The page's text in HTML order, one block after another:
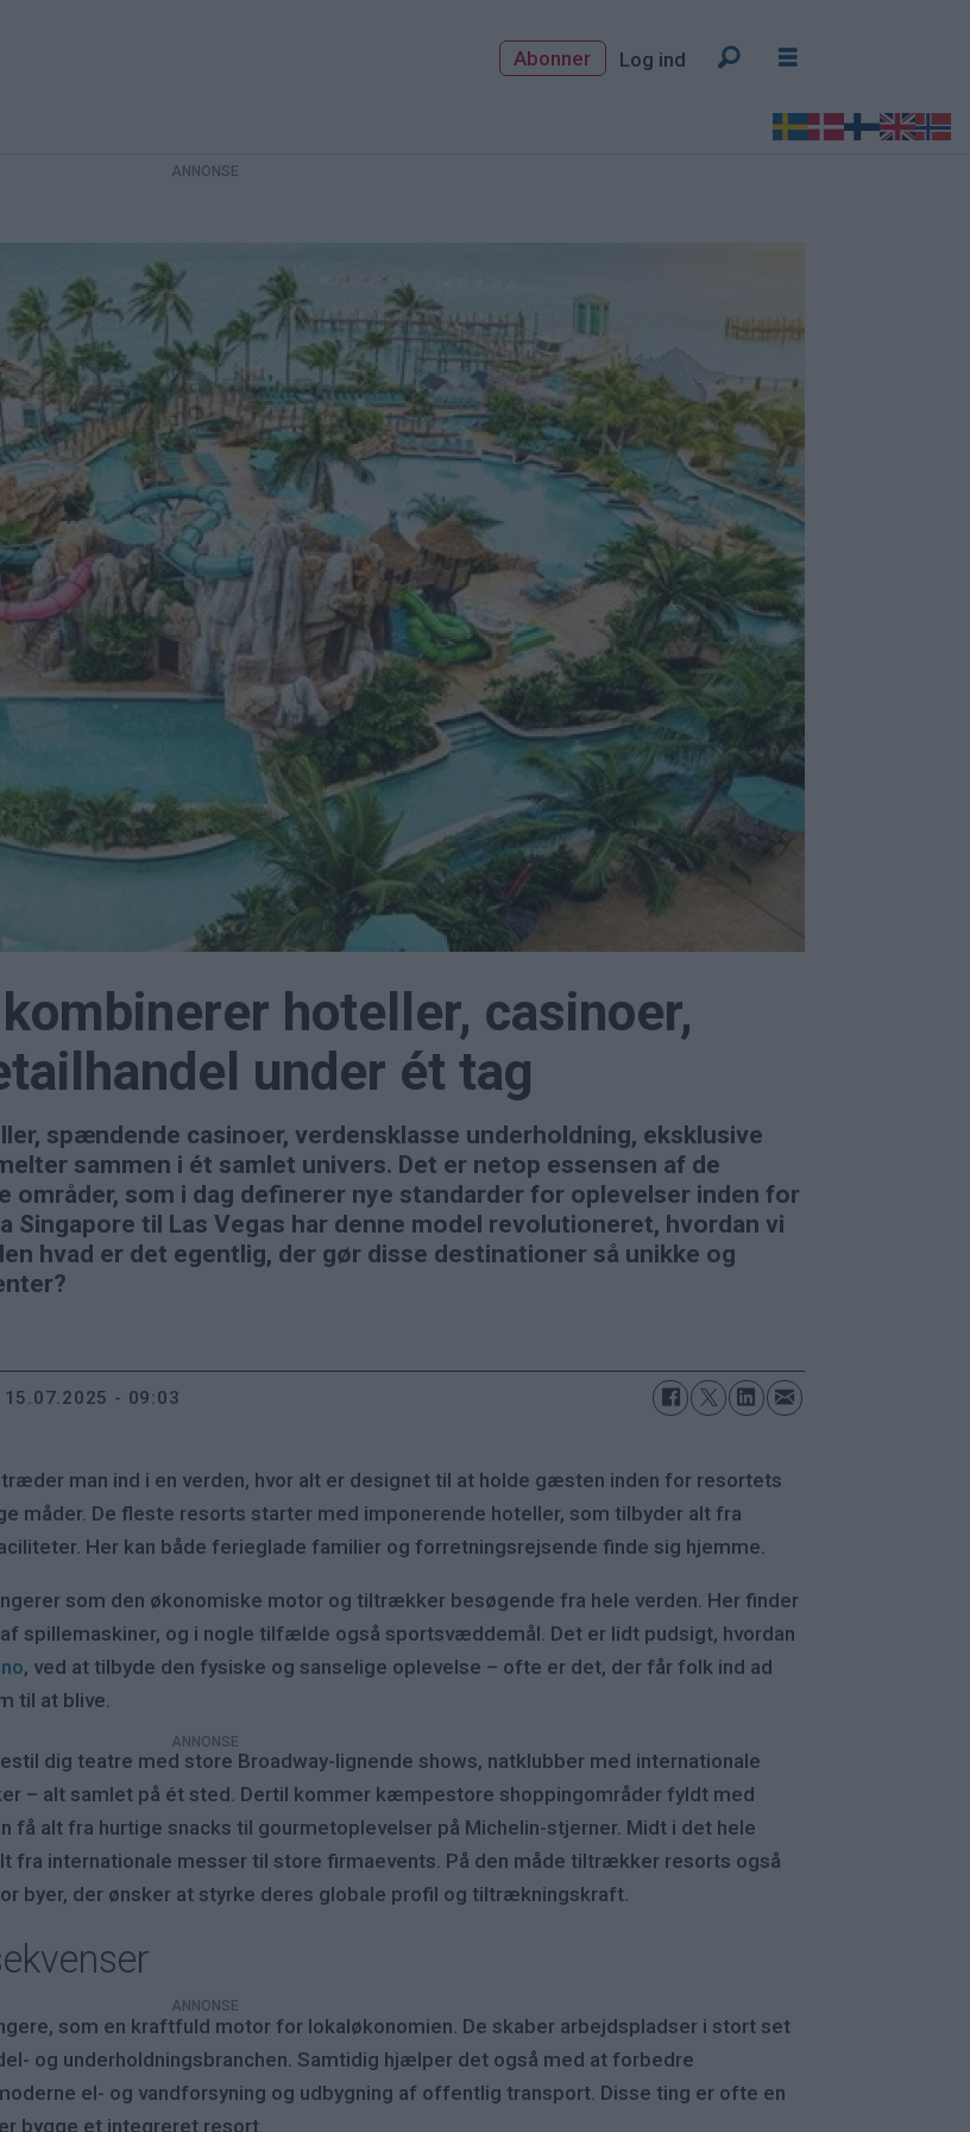
Abonner Log ind
hoteller, casinoer,
under ét tag
spændende casinoer, verdensklasse underholdning, eksklusive
sammen i ét samlet univers. Det er netop essensen af de
som i dag definerer nye standarder for oplevelser inden for
til Las Vegas har denne model revolutioneret, hvordan vi
hvad er det egentlig, der gør disse destinationer så unikke og
15.07.2025 - 09:03
man ind i en verden, hvor alt er designet til at holde gæsten inden for resortets
måder. De fleste resorts starter med imponerende hoteller, som tilbyder alt fra
Her kan både ferieglade familier og forretningsrejsende finde sig hjemme.
som den økonomiske motor og tiltrækker besøgende fra hele verden. Her finder
spillemaskiner, og i nogle tilfælde også sportsvæddemål. Det er lidt pudsigt, hvordan
, ved at tilbyde den fysiske og sanselige oplevelse – ofte er det, der får folk ind ad
til at blive.
dig teatre med store Broadway-lignende shows, natklubber med internationale
– alt samlet på ét sted. Dertil kommer kæmpestore shoppingområder fyldt med
få alt fra hurtige snacks til gourmetoplevelser på Michelin-stjerner. Midt i det hele
fra internationale messer til store firmaevents. På den måde tiltrækker resorts også
byer, der ønsker at styrke deres globale profil og tiltrækningskraft.
som en kraftfuld motor for lokaløkonomien. De skaber arbejdspladser i stort set
og underholdningsbranchen. Samtidig hjælper det også med at forbedre
el- og vandforsyning og udbygning af offentlig transport. Disse ting er ofte en
bygge et integreret resort.